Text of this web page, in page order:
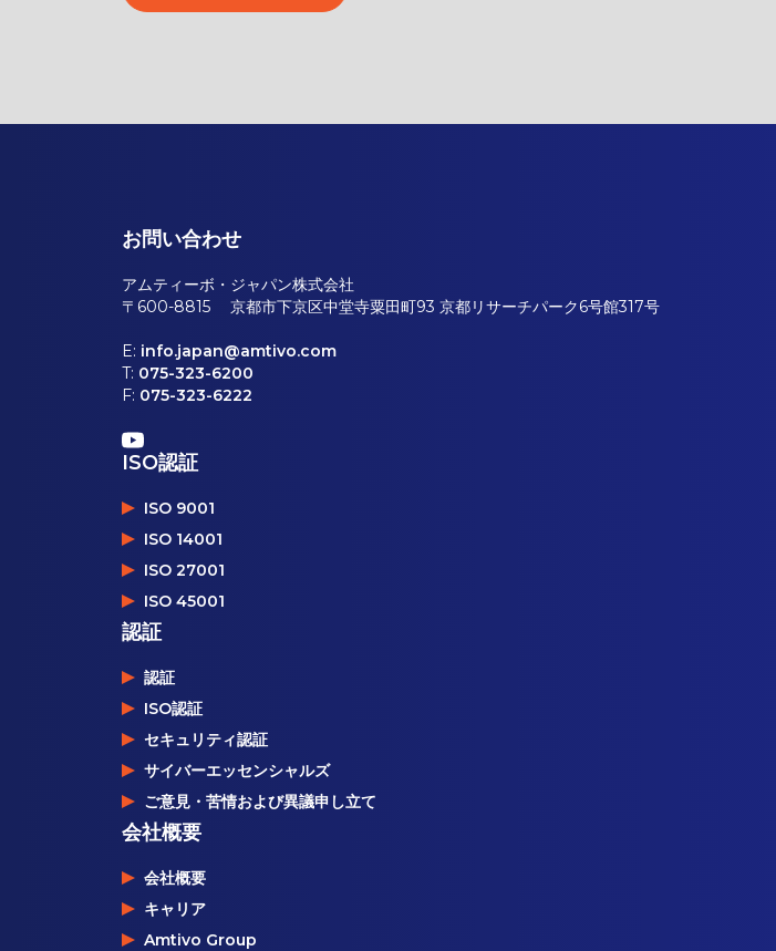
お問い合わせ
アムティーボ・ジャパン株式会社
〒600-8815 京都市下京区中堂寺粟田町93 京都リサーチパーク6号館317号
E: info.japan@amtivo.com
T: 075-323-6200
F: 075-323-6222
ISO認証
ISO 9001
ISO 14001
ISO 27001
ISO 45001
認証
認証
ISO認証
セキュリティ認証
サイバーエッセンシャルズ
ご意見・苦情および異議申し立て
会社概要
会社概要
キャリア
Amtivo Group